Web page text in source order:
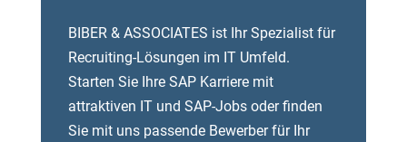
BIBER & ASSOCIATES ist Ihr Spezialist für
Recruiting-Lösungen im IT Umfeld.
Starten Sie Ihre SAP Karriere mit
attraktiven IT und SAP-Jobs oder finden
Sie mit uns passende Bewerber für Ihr